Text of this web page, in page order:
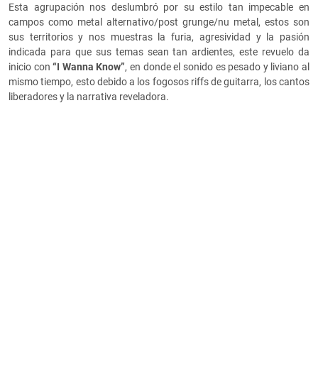
Esta agrupación nos deslumbró por su estilo tan impecable en
campos como metal alternativo/post grunge/nu metal, estos son
sus territorios y nos muestras la furia, agresividad y la pasión
indicada para que sus temas sean tan ardientes, este revuelo da
inicio con “I Wanna Know”, en donde el sonido es pesado y liviano al
mismo tiempo, esto debido a los fogosos riffs de guitarra, los cantos
liberadores y la narrativa reveladora.